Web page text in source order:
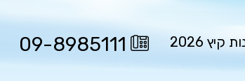
קיץ 2026 09-8985111